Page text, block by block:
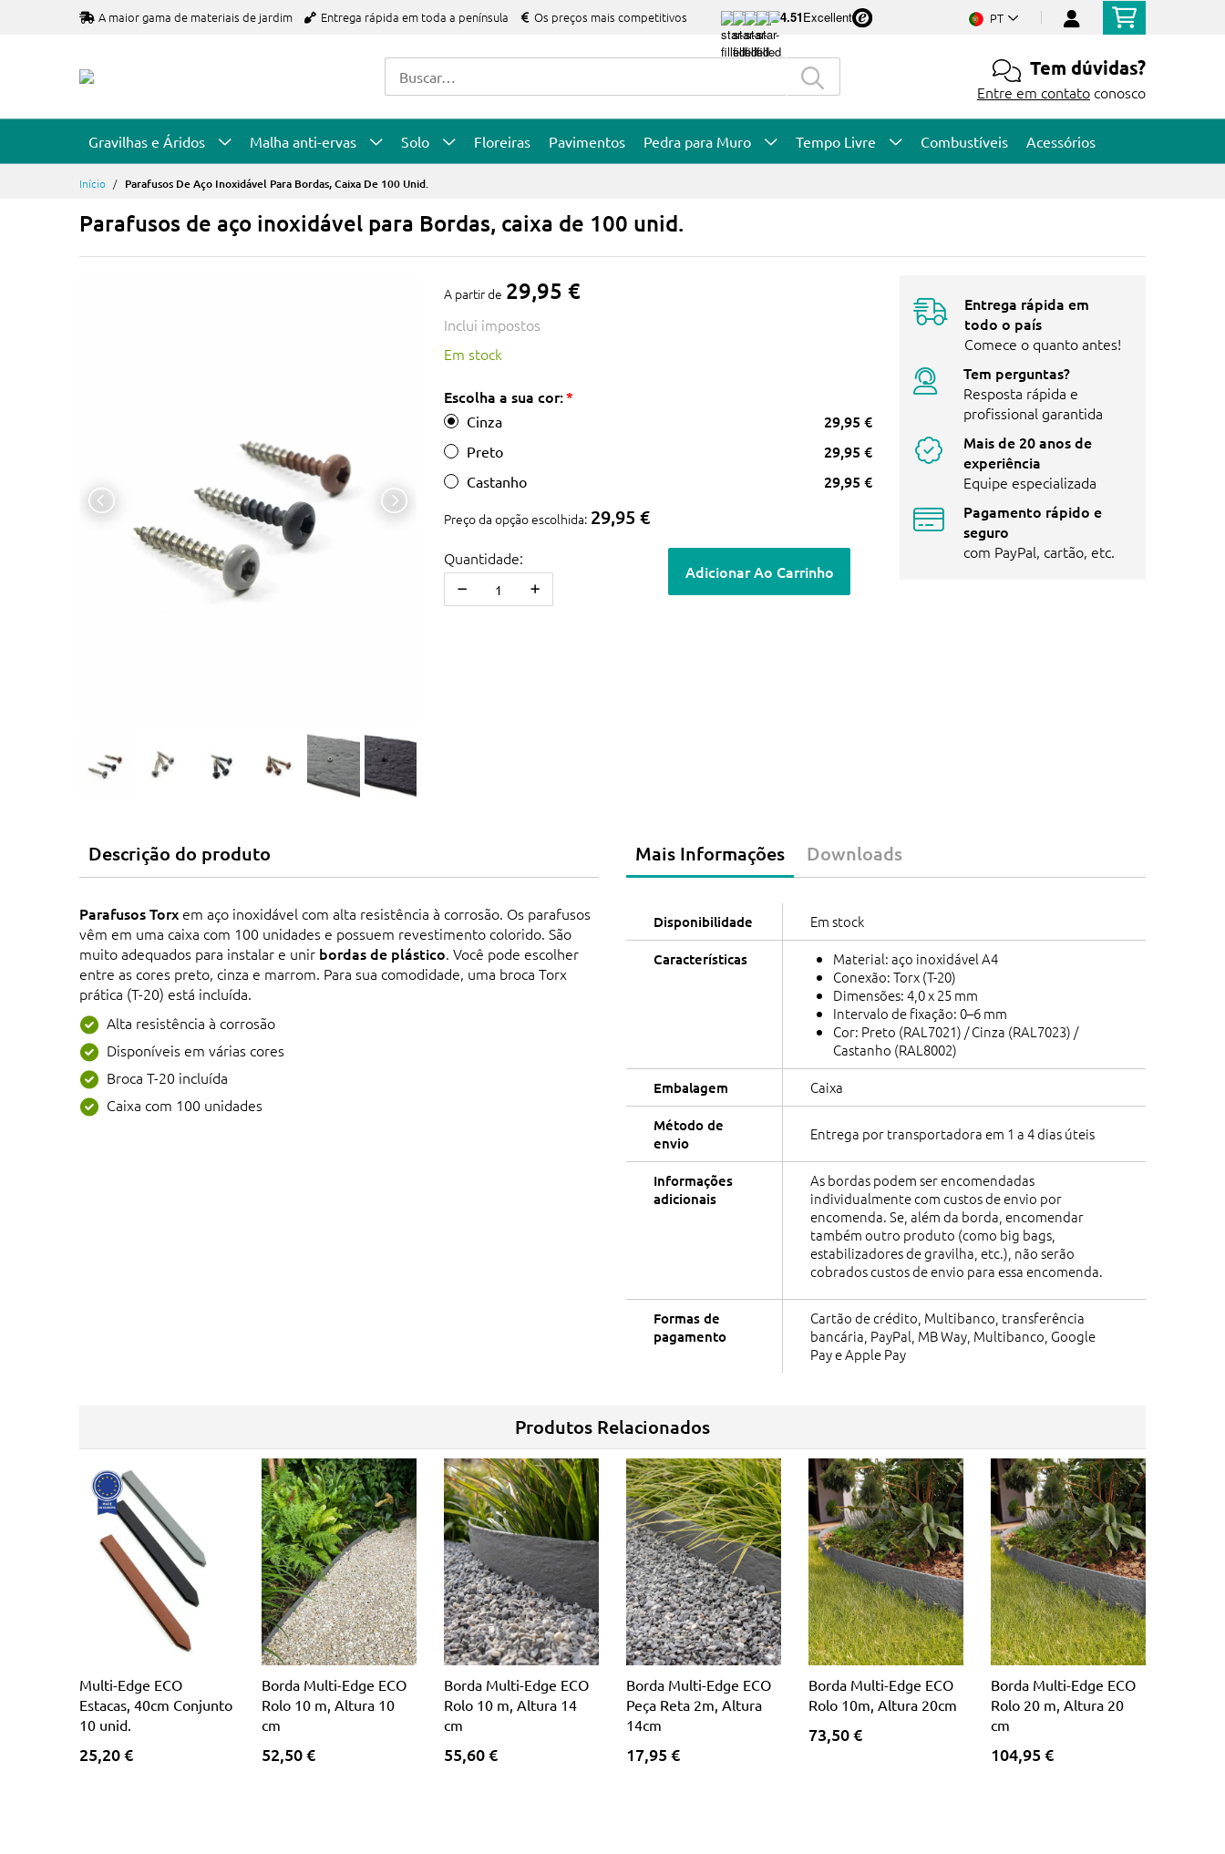
A maior gama de materiais de jardim Entrega rápida em toda a península Os preços mais competitivos 4.51Excellent PT
Tem dúvidas?
Entre em contato conosco
Gravilhas e Áridos Malha anti-ervas Solo Floreiras Pavimentos Pedra para Muro Tempo Livre Combustíveis Acessórios
Início Parafusos De Aço Inoxidável Para Bordas, Caixa De 100 Unid.
Parafusos de aço inoxidável para Bordas, caixa de 100 unid.
A partir de 29,95 €
Inclui impostos
Em stock
Escolha a sua cor:
Cinza 29,95 €
Preto 29,95 €
Castanho 29,95 €
Preço da opção escolhida: 29,95 €
Quantidade:
Adicionar Ao Carrinho
Entrega rápida em
todo o país
Comece o quanto antes!
Tem perguntas?
Resposta rápida e
profissional garantida
Mais de 20 anos de
experiência
Equipe especializada
Pagamento rápido e
seguro
com PayPal, cartão, etc.
Descrição do produto
Parafusos Torx em aço inoxidável com alta resistência à corrosão. Os parafusos
vêm em uma caixa com 100 unidades e possuem revestimento colorido. São
muito adequados para instalar e unir bordas de plástico. Você pode escolher
entre as cores preto, cinza e marrom. Para sua comodidade, uma broca Torx
prática (T-20) está incluída.
Alta resistência à corrosão
Disponíveis em várias cores
Broca T-20 incluída
Caixa com 100 unidades
Mais Informações
Disponibilidade Em stock
Características
Material: aço inoxidável A4
Conexão: Torx (T-20)
Dimensões: 4,0 x 25 mm
Intervalo de fixação: 0–6 mm
Cor: Preto (RAL7021) / Cinza (RAL7023) /
Castanho (RAL8002)
Embalagem Caixa
Método de
envio
Entrega por transportadora em 1 a 4 dias úteis
Informações
adicionais
As bordas podem ser encomendadas
individualmente com custos de envio por
encomenda. Se, além da borda, encomendar
também outro produto (como big bags,
estabilizadores de gravilha, etc.), não serão
cobrados custos de envio para essa encomenda.
Formas de
pagamento
Cartão de crédito, Multibanco, transferência
bancária, PayPal, MB Way, Multibanco, Google
Pay e Apple Pay
Downloads
Produtos Relacionados
Multi-Edge ECO
Estacas, 40cm Conjunto
10 unid.
25,20 €
Borda Multi-Edge ECO
Rolo 10 m, Altura 10
cm
52,50 €
Borda Multi-Edge ECO
Rolo 10 m, Altura 14
cm
55,60 €
Borda Multi-Edge ECO
Peça Reta 2m, Altura
14cm
17,95 €
Borda Multi-Edge ECO
Rolo 10m, Altura 20cm
73,50 €
Borda Multi-Edge ECO
Rolo 20 m, Altura 20
cm
104,95 €